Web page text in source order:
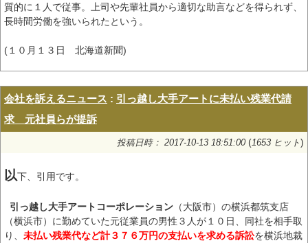
質的に１人で従事。上司や先輩社員から適切な助言などを得られず、
長時間労働を強いられたという。
(１０月１３日 北海道新聞)
会社を訴えるニュース : 引っ越し大手アートに未払い残業代請
求 元社員らが提訴
投稿日時： 2017-10-13 18:51:00 (1653 ヒット)
以下、引用です。
引っ越し大手アートコーポレーション （大阪市）の横浜都筑支店
（横浜市）に勤めていた元従業員の男性３人が１０日、同社を相手取
り、 未払い残業代など計３７６万円の支払いを求める訴訟を横浜地裁